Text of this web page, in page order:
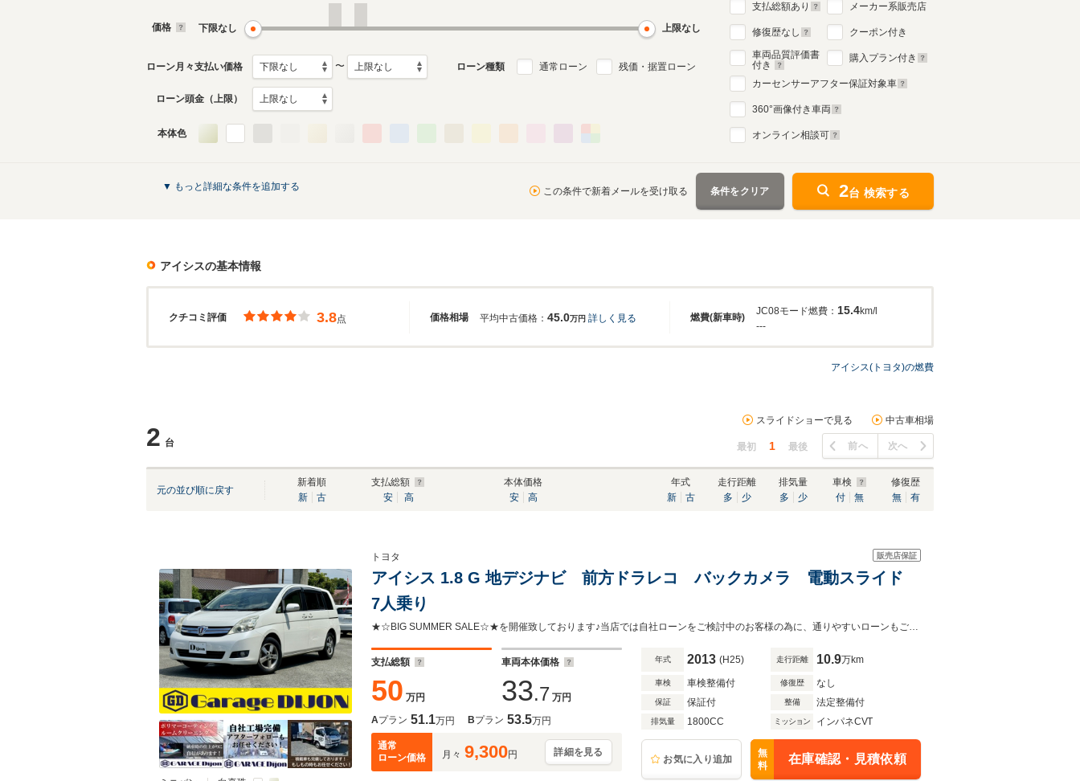
価格 下限なし 上限なし
ローン月々支払い価格 〜 ローン種類 通常ローン 残価・据置ローン
ローン頭金（上限）
本体色
支払総額あり
修復歴なし
車両品質評価書
付き
メーカー系販売店
クーポン付き
購入プラン付き
カーセンサーアフター保証対象車
360°画像付き車両
オンライン相談可
▼ もっと詳細な条件を追加する この条件で新着メールを受け取る 条件をクリア 2台 検索する
アイシスの基本情報
クチコミ評価 価格相場 燃費(新車時)
3.8点 平均中古価格： 45.0万円 詳しく見る
JC08モード燃費： 15.4km/l
---
アイシス(トヨタ)の燃費
2 台
スライドショーで見る 中古車相場
最初 1 最後 前へ 次へ
元の並び順に戻す
新着順
新
古
支払総額
安
高
本体価格
安
高
年式
新
古
走行距離
多
少
排気量
多
少
車検
付
無
修復歴
無
有
販売店保証
トヨタ
アイシス 1.8 G 地デジナビ 前方ドラレコ バックカメラ 電動スライド
7人乗り
★☆BIG SUMMER SALE☆★を開催致しております♪当店では自社ローンをご検討中のお客様の為に、通りやすいローンもご用意しています☆是非、お見逃しなく♪
支払総額
50 万円
車両本体価格
33.7 万円
Aプラン 51.1万円 Bプラン 53.5万円
通常
ローン価格
月々 9,300円 詳細を見る
年式 2013 (H25) 走行距離 10.9万km
車検 車検整備付 修復歴 なし
保証 保証付 整備 法定整備付
排気量 1800CC ミッション インパネCVT
お気に入り追加
無
料
在庫確認・見積依頼